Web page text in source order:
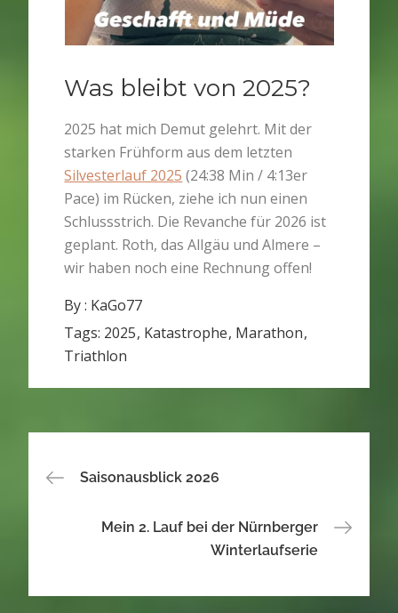
Was bleibt von 2025?
2025 hat mich Demut gelehrt. Mit der
starken Frühform aus dem letzten
Silvesterlauf 2025 (24:38 Min / 4:13er
Pace) im Rücken, ziehe ich nun einen
Schlussstrich. Die Revanche für 2026 ist
geplant. Roth, das Allgäu und Almere –
wir haben noch eine Rechnung offen!
By : KaGo77
Tags: 2025 Katastrophe Marathon
Triathlon
Beitragsnavigation
Saisonausblick 2026
Mein 2. Lauf bei der Nürnberger
Winterlaufserie